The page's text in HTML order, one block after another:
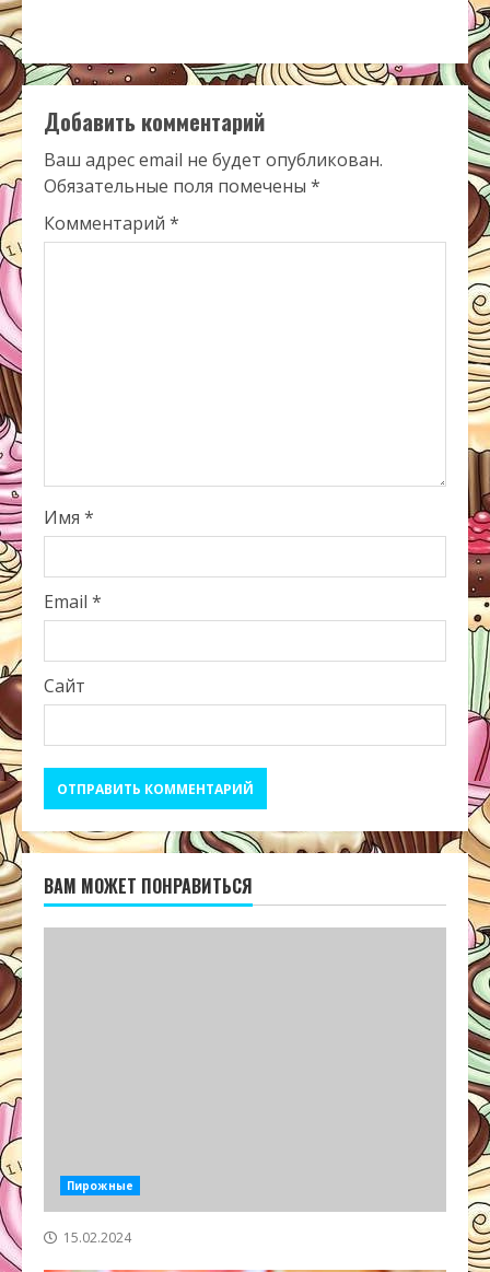
Добавить комментарий
Ваш адрес email не будет опубликован.
Обязательные поля помечены *
Комментарий *
Имя *
Email *
Сайт
ВАМ МОЖЕТ ПОНРАВИТЬСЯ
Пирожные
15.02.2024